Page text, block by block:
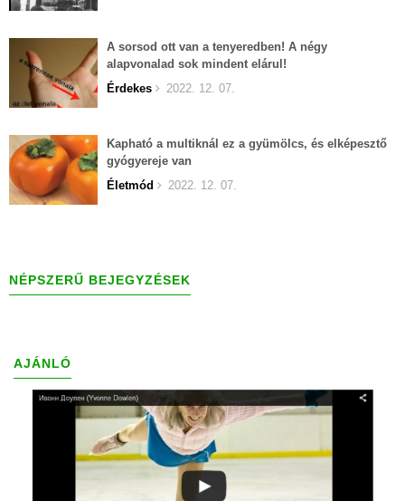
A sorsod ott van a tenyeredben! A négy
alapvonalad sok mindent elárul!
Érdekes
2022. 12. 07.
Kapható a multiknál ez a gyümölcs, és elképesztő
gyógyereje van
Életmód
2022. 12. 07.
NÉPSZERŰ BEJEGYZÉSEK
AJÁNLÓ